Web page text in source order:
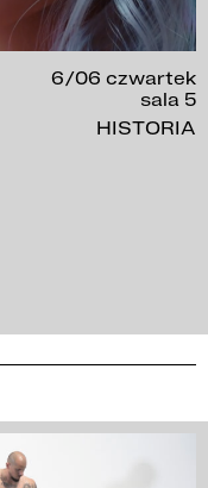
6/06 czwartek
sala 5
HISTORIA